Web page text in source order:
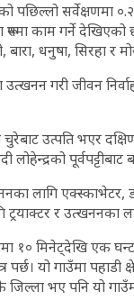
सर्वेक्षणमा
काम गर्ने देखिएको
धनुषा, सिरहा र
गरी जीवन
उत्पति भएर
लागि एक्स्काभेटर,
ट्रयाक्टर र उत्खननका
१० मिनेट्देखि एक
पर्छ। यो गाउँमा
जिल्ला भए पनि यो